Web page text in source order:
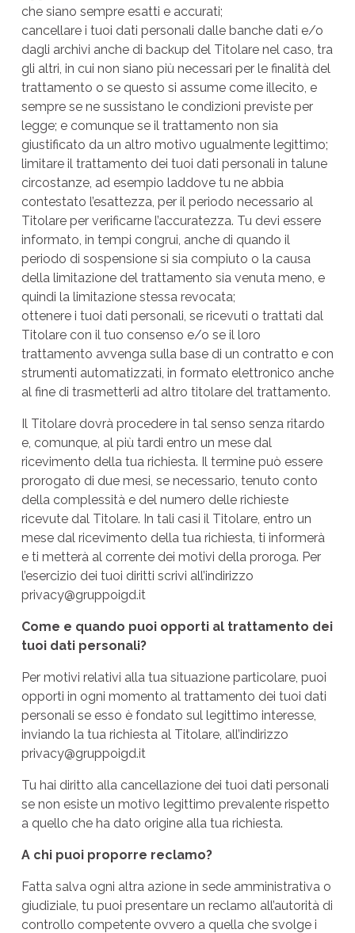
che siano sempre esatti e accurati;
cancellare i tuoi dati personali dalle banche dati e/o
dagli archivi anche di backup del Titolare nel caso, tra
gli altri, in cui non siano più necessari per le finalità del
trattamento o se questo si assume come illecito, e
sempre se ne sussistano le condizioni previste per
legge; e comunque se il trattamento non sia
giustificato da un altro motivo ugualmente legittimo;
limitare il trattamento dei tuoi dati personali in talune
circostanze, ad esempio laddove tu ne abbia
contestato l’esattezza, per il periodo necessario al
Titolare per verificarne l’accuratezza. Tu devi essere
informato, in tempi congrui, anche di quando il
periodo di sospensione si sia compiuto o la causa
della limitazione del trattamento sia venuta meno, e
quindi la limitazione stessa revocata;
ottenere i tuoi dati personali, se ricevuti o trattati dal
Titolare con il tuo consenso e/o se il loro
trattamento avvenga sulla base di un contratto e con
strumenti automatizzati, in formato elettronico anche
al fine di trasmetterli ad altro titolare del trattamento.
Il Titolare dovrà procedere in tal senso senza ritardo
e, comunque, al più tardi entro un mese dal
ricevimento della tua richiesta. Il termine può essere
prorogato di due mesi, se necessario, tenuto conto
della complessità e del numero delle richieste
ricevute dal Titolare. In tali casi il Titolare, entro un
mese dal ricevimento della tua richiesta, ti informerà
e ti metterà al corrente dei motivi della proroga. Per
l’esercizio dei tuoi diritti scrivi all’indirizzo
privacy@gruppoigd.it
Come e quando puoi opporti al trattamento dei
tuoi dati personali?
Per motivi relativi alla tua situazione particolare, puoi
opporti in ogni momento al trattamento dei tuoi dati
personali se esso è fondato sul legittimo interesse,
inviando la tua richiesta al Titolare, all’indirizzo
privacy@gruppoigd.it
Tu hai diritto alla cancellazione dei tuoi dati personali
se non esiste un motivo legittimo prevalente rispetto
a quello che ha dato origine alla tua richiesta.
A chi puoi proporre reclamo?
Fatta salva ogni altra azione in sede amministrativa o
giudiziale, tu puoi presentare un reclamo all’autorità di
controllo competente ovvero a quella che svolge i